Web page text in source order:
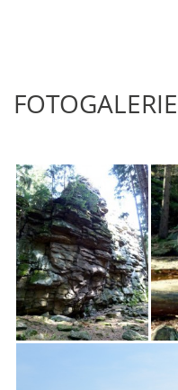
FOTOGALERIE